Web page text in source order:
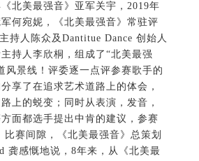
北美最强音》亚军关宇，2019年
军何宛妮，《北美最强音》常驻评
持人陈众及Dantitue Dance 创始人
持人李欣桐，组成了“北美最强
风景线！评委逐一点评参赛歌手的
享了在追求艺术道路上的体会，
上的蜕变；同时从表演，发音，
面都选手提出中肯的建议，参赛
比赛间隙，《北美最强音》总策划
龚感慨地说，8年来，从《北美最